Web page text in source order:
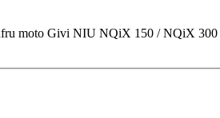
moto Givi NIU NQiX 150 / NQiX 300